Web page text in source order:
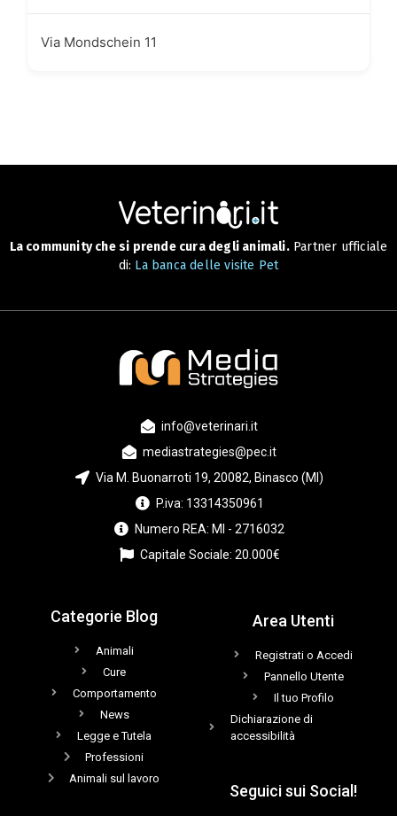
Via Mondschein 11
La community che si prende cura degli animali.Partner ufficiale
di: La banca delle visite Pet
info@veterinari.it
mediastrategies@pec.it
Via M. Buonarroti 19, 20082, Binasco (MI)
P.iva: 13314350961
Numero REA: MI - 2716032
Capitale Sociale: 20.000€
Categorie Blog
Animali
Cure
Comportamento
News
Legge e Tutela
Professioni
Animali sul lavoro
Area Utenti
Registrati o Accedi
Pannello Utente
Il tuo Profilo
Dichiarazione di
accessibilità
Seguici sui Social!